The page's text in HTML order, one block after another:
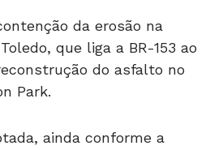
da erosão na
que liga a BR-153 ao
do asfalto no
Park.
ainda conforme a